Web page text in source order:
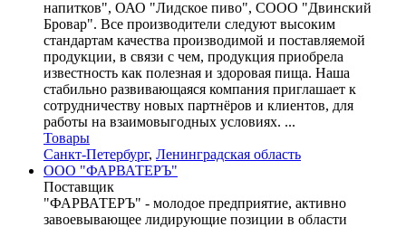
напитков", ОАО "Лидское пиво", СООО "Двинский
Бровар". Все производители следуют высоким
стандартам качества производимой и поставляемой
продукции, в связи с чем, продукция приобрела
известность как полезная и здоровая пища. Наша
стабильно развивающаяся компания приглашает к
сотрудничеству новых партнёров и клиентов, для
работы на взаимовыгодных условиях. ...
Товары
Санкт-Петербург, Ленинградская область
ООО "ФАРВАТЕРЪ"
Поставщик
"ФАРВАТЕРЪ" - молодое предприятие, активно
завоевывающее лидирующие позиции в области